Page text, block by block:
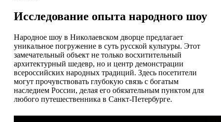
Исследование опыта народного шоу
Народное шоу в Николаевском дворце предлагает
уникальное погружение в суть русской культуры. Этот
замечательный объект не только восхитительный
архитектурный шедевр, но и центр демонстрации
всероссийских народных традиций. Здесь посетители
могут прочувствовать глубокую связь с богатым
наследием России, делая его обязательным пунктом для
любого путешественника в Санкт-Петербурге.